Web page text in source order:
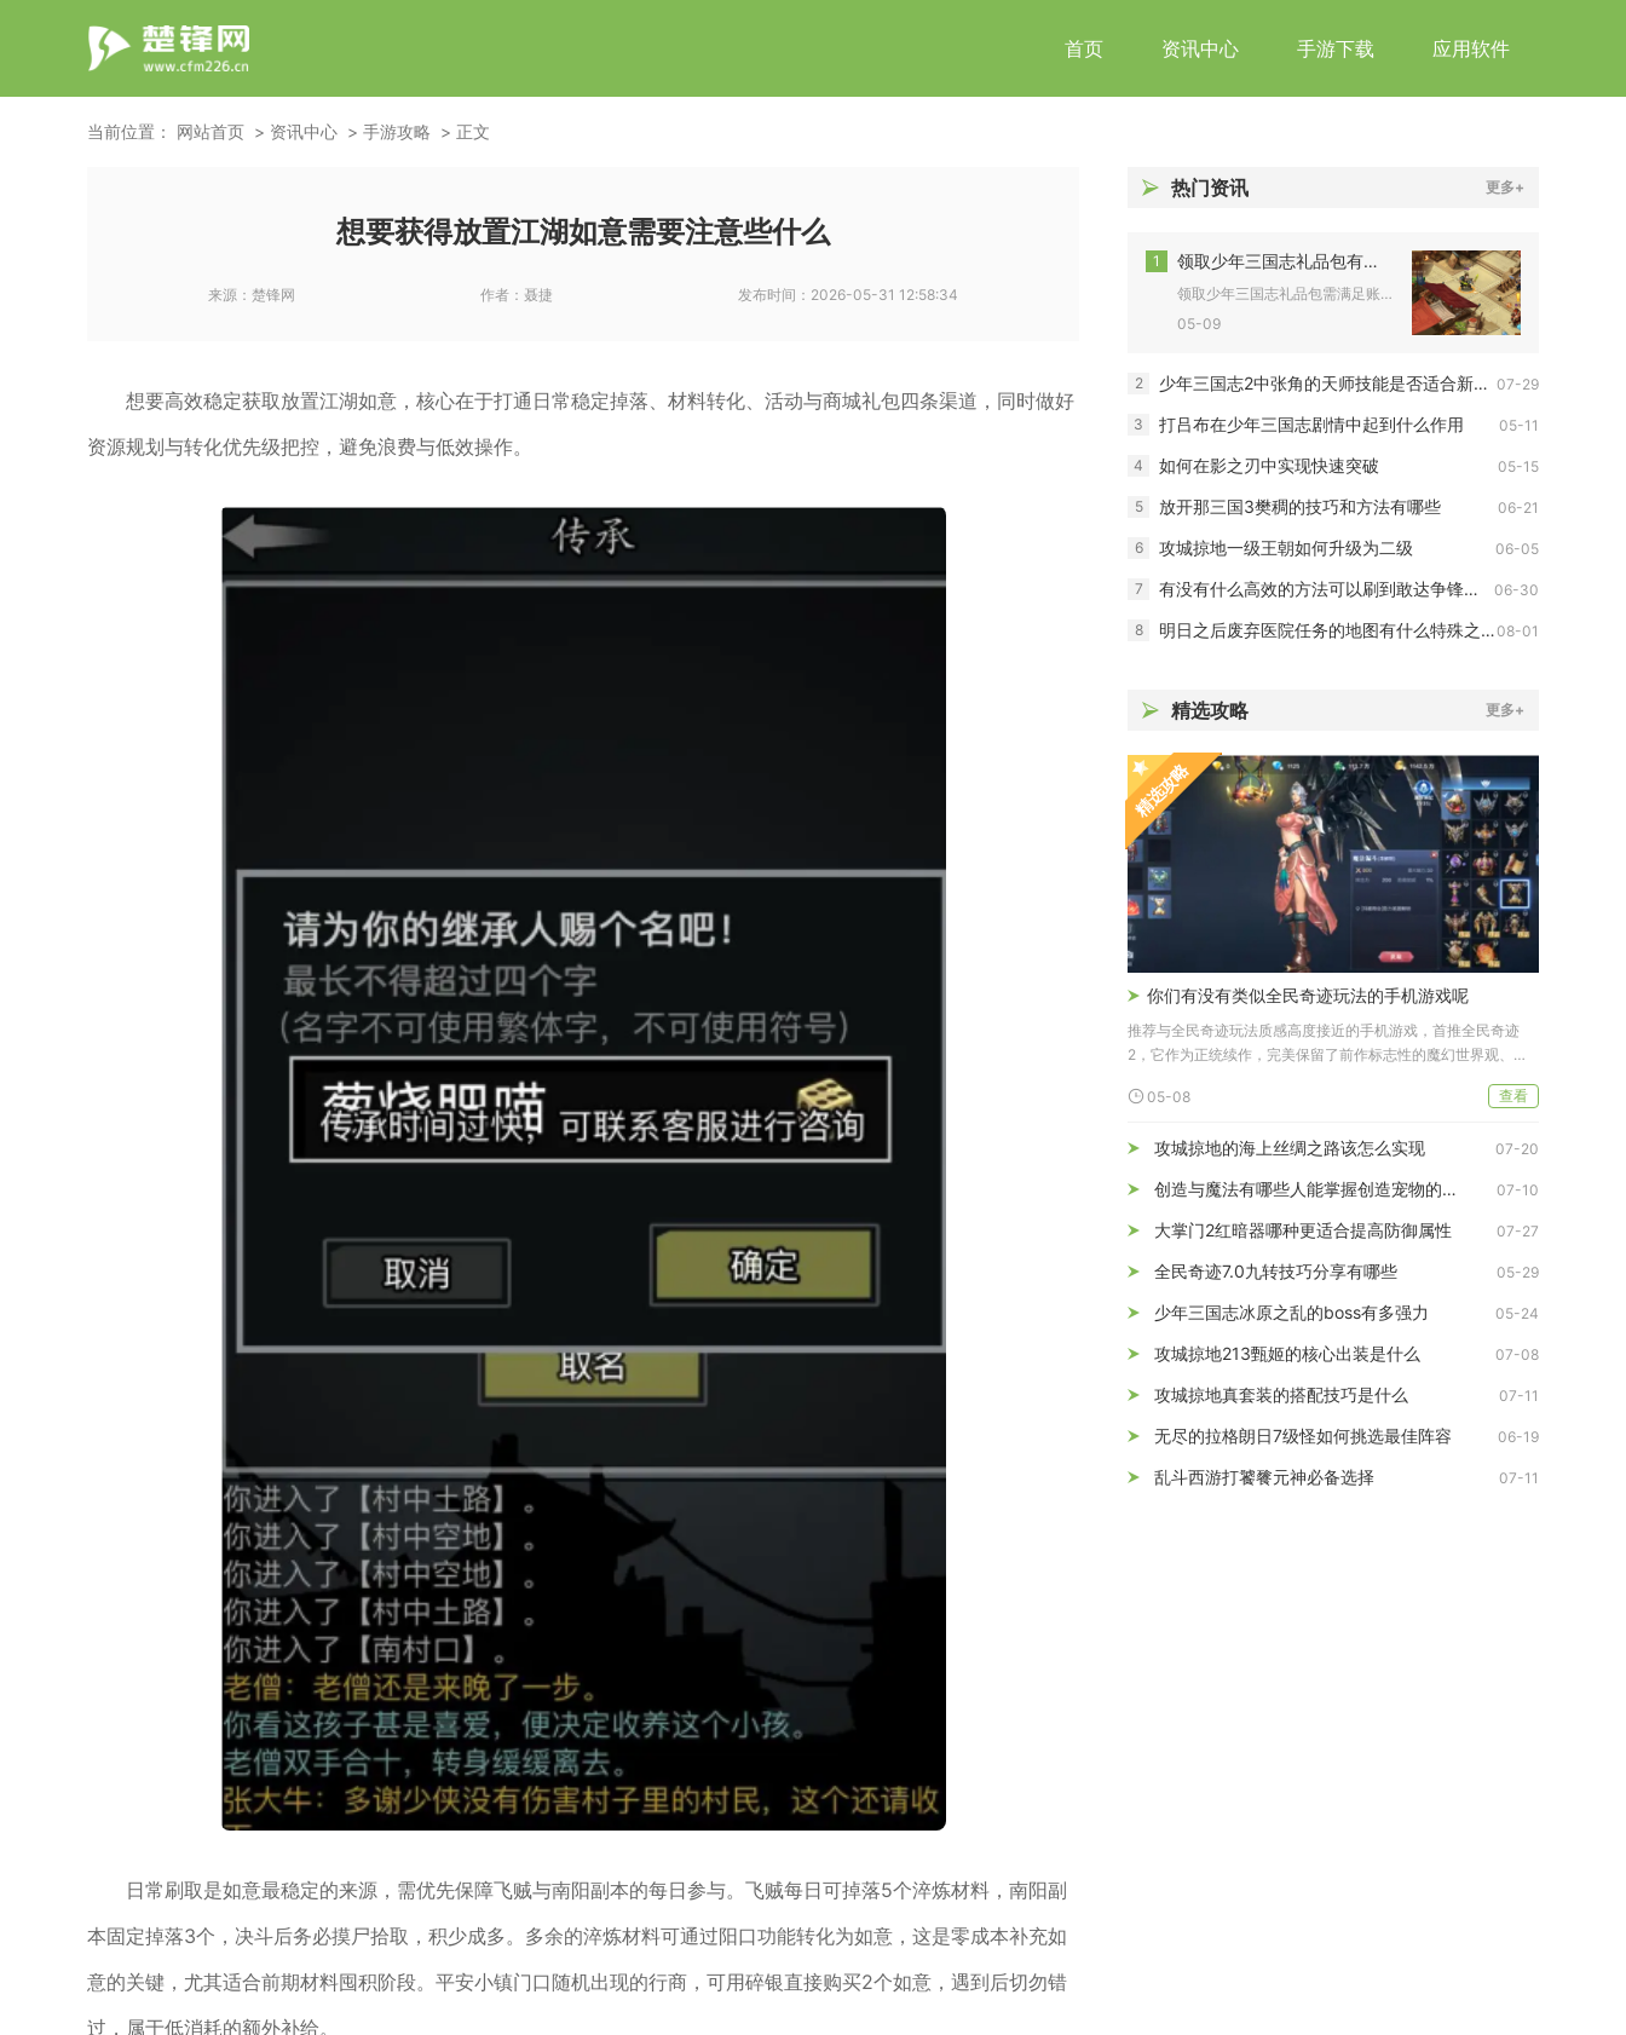
首页 资讯中心 手游下载 应用软件
当前位置： 网站首页 资讯中心 手游攻略 正文
想要获得放置江湖如意需要注意些什么
来源： 楚锋网 作者： 聂捷 发布时间： 2026-05-31 12:58:34
想要高效稳定获取放置江湖如意，核心在于打通日常稳定掉落、材料转化、活动与商城礼包四条渠道，同时做好
资源规划与转化优先级把控，避免浪费与低效操作。
日常刷取是如意最稳定的来源，需优先保障飞贼与南阳副本的每日参与。飞贼每日可掉落5个淬炼材料，南阳副
本固定掉落3个，决斗后务必摸尸拾取，积少成多。多余的淬炼材料可通过阳口功能转化为如意，这是零成本补充如
意的关键，尤其适合前期材料囤积阶段。平安小镇门口随机出现的行商，可用碎银直接购买2个如意，遇到后切勿错
过，属于低消耗的额外补给。
热门资讯 更多+
1 领取少年三国志礼品包有什么要求
领取少年三国志礼品包需满足账号、角色、渠道与活动规则四类核心...
05-09
2 少年三国志2中张角的天师技能是否适合新手玩家 07-29
3 打吕布在少年三国志剧情中起到什么作用 05-11
4 如何在影之刃中实现快速突破 05-15
5 放开那三国3樊稠的技巧和方法有哪些 06-21
6 攻城掠地一级王朝如何升级为二级 06-05
7 有没有什么高效的方法可以刷到敢达争锋对决的点卷 06-30
8 明日之后废弃医院任务的地图有什么特殊之处08-01
精选攻略 更多+
精选攻略
你们有没有类似全民奇迹玩法的手机游戏呢
推荐与全民奇迹玩法质感高度接近的手机游戏，首推全民奇迹
2，它作为正统续作，完美保留了前作标志性的魔幻世界观、职
05-08
查看
攻城掠地的海上丝绸之路该怎么实现 07-20
创造与魔法有哪些人能掌握创造宠物的魔法 07-10
大掌门2红暗器哪种更适合提高防御属性 07-27
全民奇迹7.0九转技巧分享有哪些 05-29
少年三国志冰原之乱的boss有多强力 05-24
攻城掠地213甄姬的核心出装是什么 07-08
攻城掠地真套装的搭配技巧是什么 07-11
无尽的拉格朗日7级怪如何挑选最佳阵容 06-19
乱斗西游打饕餮元神必备选择 07-11